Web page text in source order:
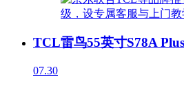
TCL雷鸟55英寸S78A
07.30